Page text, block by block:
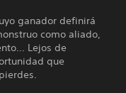
ganador definirá
como aliado,
Lejos de
que